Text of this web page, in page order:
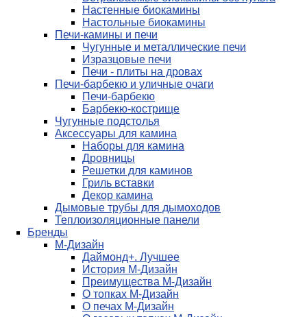
Настенные биокамины
Настольные биокамины
Печи-камины и печи
Чугунные и металлические печи
Изразцовые печи
Печи - плиты на дровах
Печи-барбекю и уличные очаги
Печи-барбекю
Барбекю-кострище
Чугунные подстолья
Аксессуары для камина
Наборы для камина
Дровницы
Решетки для каминов
Гриль вставки
Декор камина
Дымовые трубы для дымоходов
Теплоизоляционные панели
Бренды
М-Дизайн
Даймонд+. Лучшее
История М-Дизайн
Преимущества М-Дизайн
О топках М-Дизайн
О печах М-Дизайн